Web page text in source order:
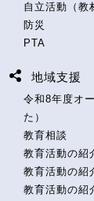
自立活動（教
防災
PTA
地域支援
令和8年度オ
た）
教育相談
教育活動の紹
教育活動の
教育活動の紹